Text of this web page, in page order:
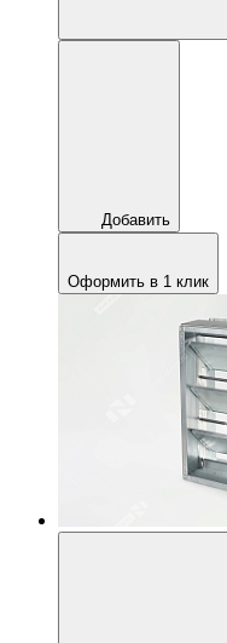
Добавить
Оформить в 1 клик